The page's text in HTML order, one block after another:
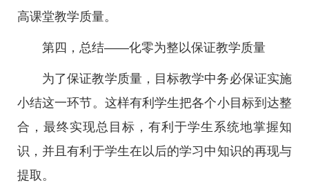
高课堂教学质量。
第四，总结——化零为整以保证教学质量
为了保证教学质量，目标教学中务必保证实施
小结这一环节。这样有利学生把各个小目标到达整
合，最终实现总目标，有利于学生系统地掌握知
识，并且有利于学生在以后的学习中知识的再现与
提取。